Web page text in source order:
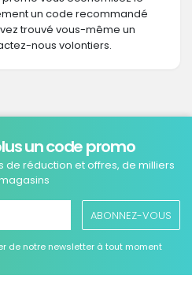
un code recommandé
trouvé vous-même un
nous volontiers.
un code promo
de réduction et offres, de milliers
ABONNEZ-VOUS
de notre newsletter à tout moment